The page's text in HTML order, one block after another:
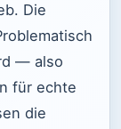
Die
— also
für echte
die